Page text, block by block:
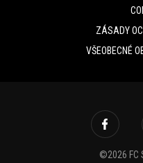
ZÁSADY
VŠEOBECNÉ
©2026 FC